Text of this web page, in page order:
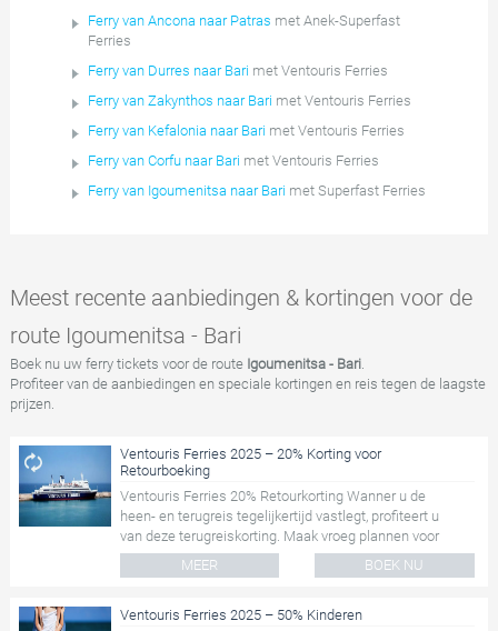
Ferry van Ancona naar Patras met Anek-Superfast
Ferries
Ferry van Durres naar Bari met Ventouris Ferries
Ferry van Zakynthos naar Bari met Ventouris Ferries
Ferry van Kefalonia naar Bari met Ventouris Ferries
Ferry van Corfu naar Bari met Ventouris Ferries
Ferry van Igoumenitsa naar Bari met Superfast Ferries
Meest recente aanbiedingen & kortingen voor de
route Igoumenitsa - Bari
Boek nu uw ferry tickets voor de route Igoumenitsa - Bari.
Profiteer van de aanbiedingen en speciale kortingen en reis tegen de laagste
prijzen.
Ventouris Ferries 2025 – 20% Korting voor
Retourboeking
Ventouris Ferries 20% Retourkorting Wanner u de
heen- en terugreis tegelijkertijd vastlegt, profiteert u
van deze terugreiskorting. Maak vroeg plannen voor
uw...
BOEK NU
MEER
Ventouris Ferries 2025 – 50% Kinderen